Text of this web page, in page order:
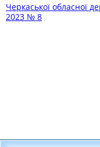
Черкаської обласної
2023 № 8